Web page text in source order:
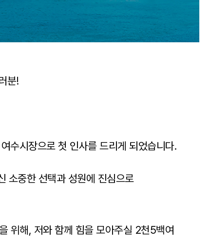
분!
수시장으로 첫 인사를 드리게 되었습니다.
소중한 선택과 성원에 진심으로
위해, 저와 함께 힘을 모아주실 2천5백여